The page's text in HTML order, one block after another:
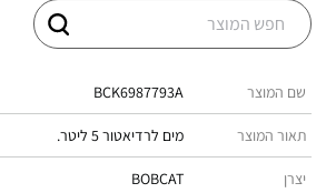
שם המוצר BCK6987793A
תאור המוצר מים לרדיאטור 5 ליטר.
יצרן BOBCAT